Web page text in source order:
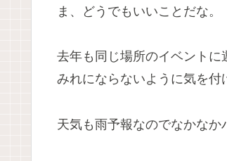
ま、どうでもいいことだな。
去年も同じ場所のイベントに
みれにならないように気を付
天気も雨予報なのでなかなか